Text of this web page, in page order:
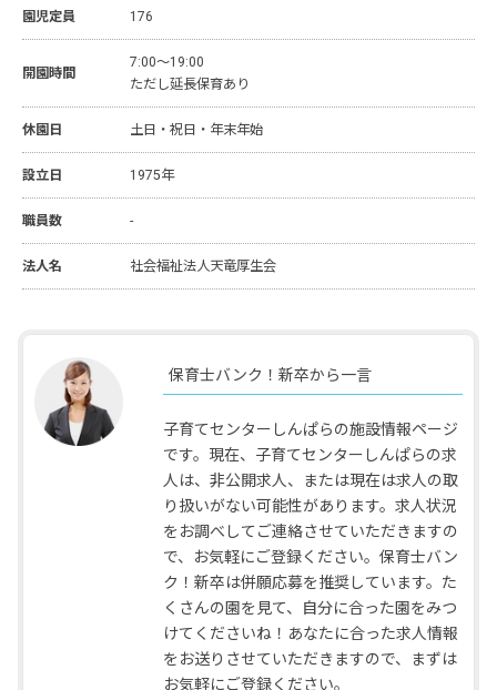
園児定員 176
開園時間
7:00～19:00
ただし延長保育あり
休園日 土日・祝日・年末年始
設立日 1975年
職員数 -
法人名 社会福祉法人天竜厚生会
保育士バンク！新卒から一言
子育てセンターしんぱらの施設情報ページ
です。現在、子育てセンターしんぱらの求
人は、非公開求人、または現在は求人の取
り扱いがない可能性があります。求人状況
をお調べしてご連絡させていただきますの
で、お気軽にご登録ください。保育士バン
ク！新卒は併願応募を推奨しています。た
くさんの園を見て、自分に合った園をみつ
けてくださいね！あなたに合った求人情報
をお送りさせていただきますので、まずは
お気軽にご登録ください。